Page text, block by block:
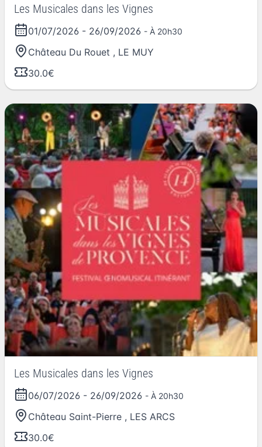
Les Musicales dans les Vignes
01/07/2026 - 26/09/2026 - À 20h30
Château Du Rouet , LE MUY
30.0€
Les Musicales dans les Vignes
06/07/2026 - 26/09/2026 - À 20h30
Château Saint-Pierre , LES ARCS
30.0€